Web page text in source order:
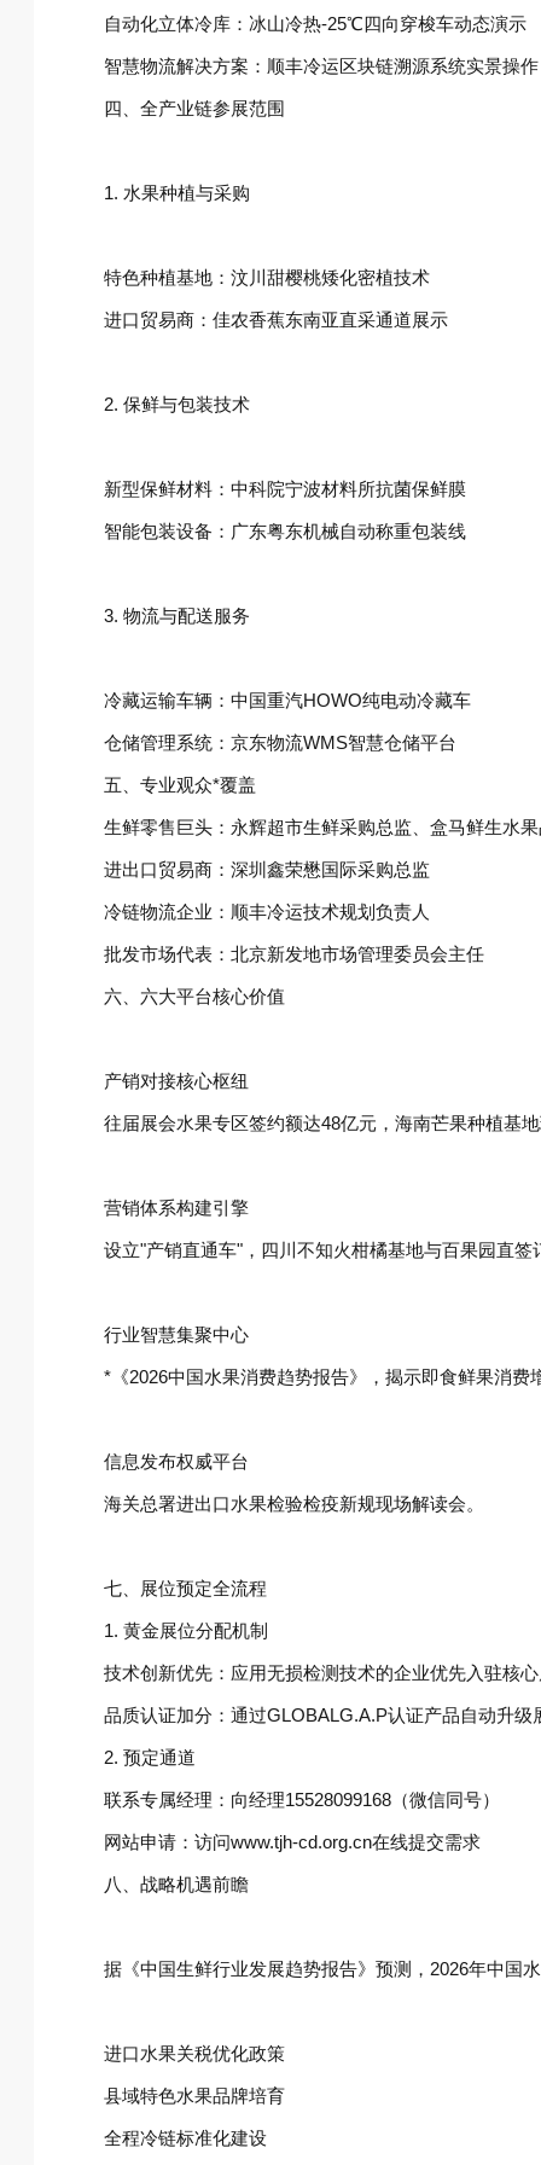
自动化立体冷库‌：冰山冷热-25℃四向穿梭车动态演示
智慧物流解决方案‌：顺丰冷运区块链溯源系统实景操作
四、全产业链参展范围‌
1. 水果种植与采购‌
特色种植基地：汶川甜樱桃矮化密植技术
进口贸易商：佳农香蕉东南亚直采通道展示
2. 保鲜与包装技术‌
新型保鲜材料：中科院宁波材料所抗菌保鲜膜
智能包装设备：广东粤东机械自动称重包装线
3. 物流与配送服务‌
冷藏运输车辆：中国重汽HOWO纯电动冷藏车
仓储管理系统：京东物流WMS智慧仓储平台
五、专业观众*覆盖‌
生鲜零售巨头‌：永辉超市生鲜采购总监、盒马鲜生水
进出口贸易商‌：深圳鑫荣懋国际采购总监
冷链物流企业‌：顺丰冷运技术规划负责人
批发市场代表‌：北京新发地市场管理委员会主任
六、六大平台核心价值‌
产销对接核心枢纽‌
往届展会水果专区签约额达48亿元，海南芒果种植基
营销体系构建引擎‌
设立"产销直通车"，四川不知火柑橘基地与百果园直签
行业智慧集聚中心‌
*《2026中国水果消费趋势报告》，揭示即食鲜果消费
信息发布权威平台‌
海关总署进出口水果检验检疫新规现场解读会。
七、展位预定全流程‌
1. 黄金展位分配机制‌
技术创新优先‌：应用无损检测技术的企业优先入驻核
品质认证加分‌：通过GLOBALG.A.P认证产品自动升级
2. 预定通道‌
联系专属经理‌：向经理15528099168（微信同号）
网站申请‌：访问‌www.tjh-cd.org.cn‌在线提交需求
八、战略机遇前瞻‌
据《中国生鲜行业发展趋势报告》预测，2026年中国
进口水果关税优化政策
县域特色水果品牌培育
全程冷链标准化建设